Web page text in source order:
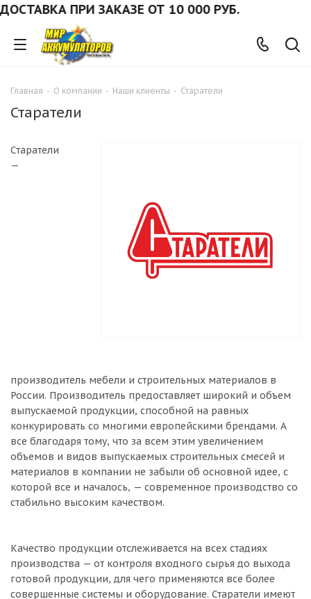
ПРИ ЗАКАЗЕ ОТ 10 000 РУБ.
Главная - О компании - Наши клиенты - Старатели
Старатели
Старатели
—
производитель мебели и строительных материалов в
России. Производитель предоставляет широкий и объем
выпускаемой продукции, способной на равных
конкурировать со многими европейскими брендами. А
все благодаря тому, что за всем этим увеличением
объемов и видов выпускаемых строительных смесей и
материалов в компании не забыли об основной идее, с
которой все и началось, — современное производство со
стабильно высоким качеством.
Качество продукции отслеживается на всех стадиях
производства — от контроля входного сырья до выхода
готовой продукции, для чего применяются все более
совершенные системы и оборудование. Старатели имеют